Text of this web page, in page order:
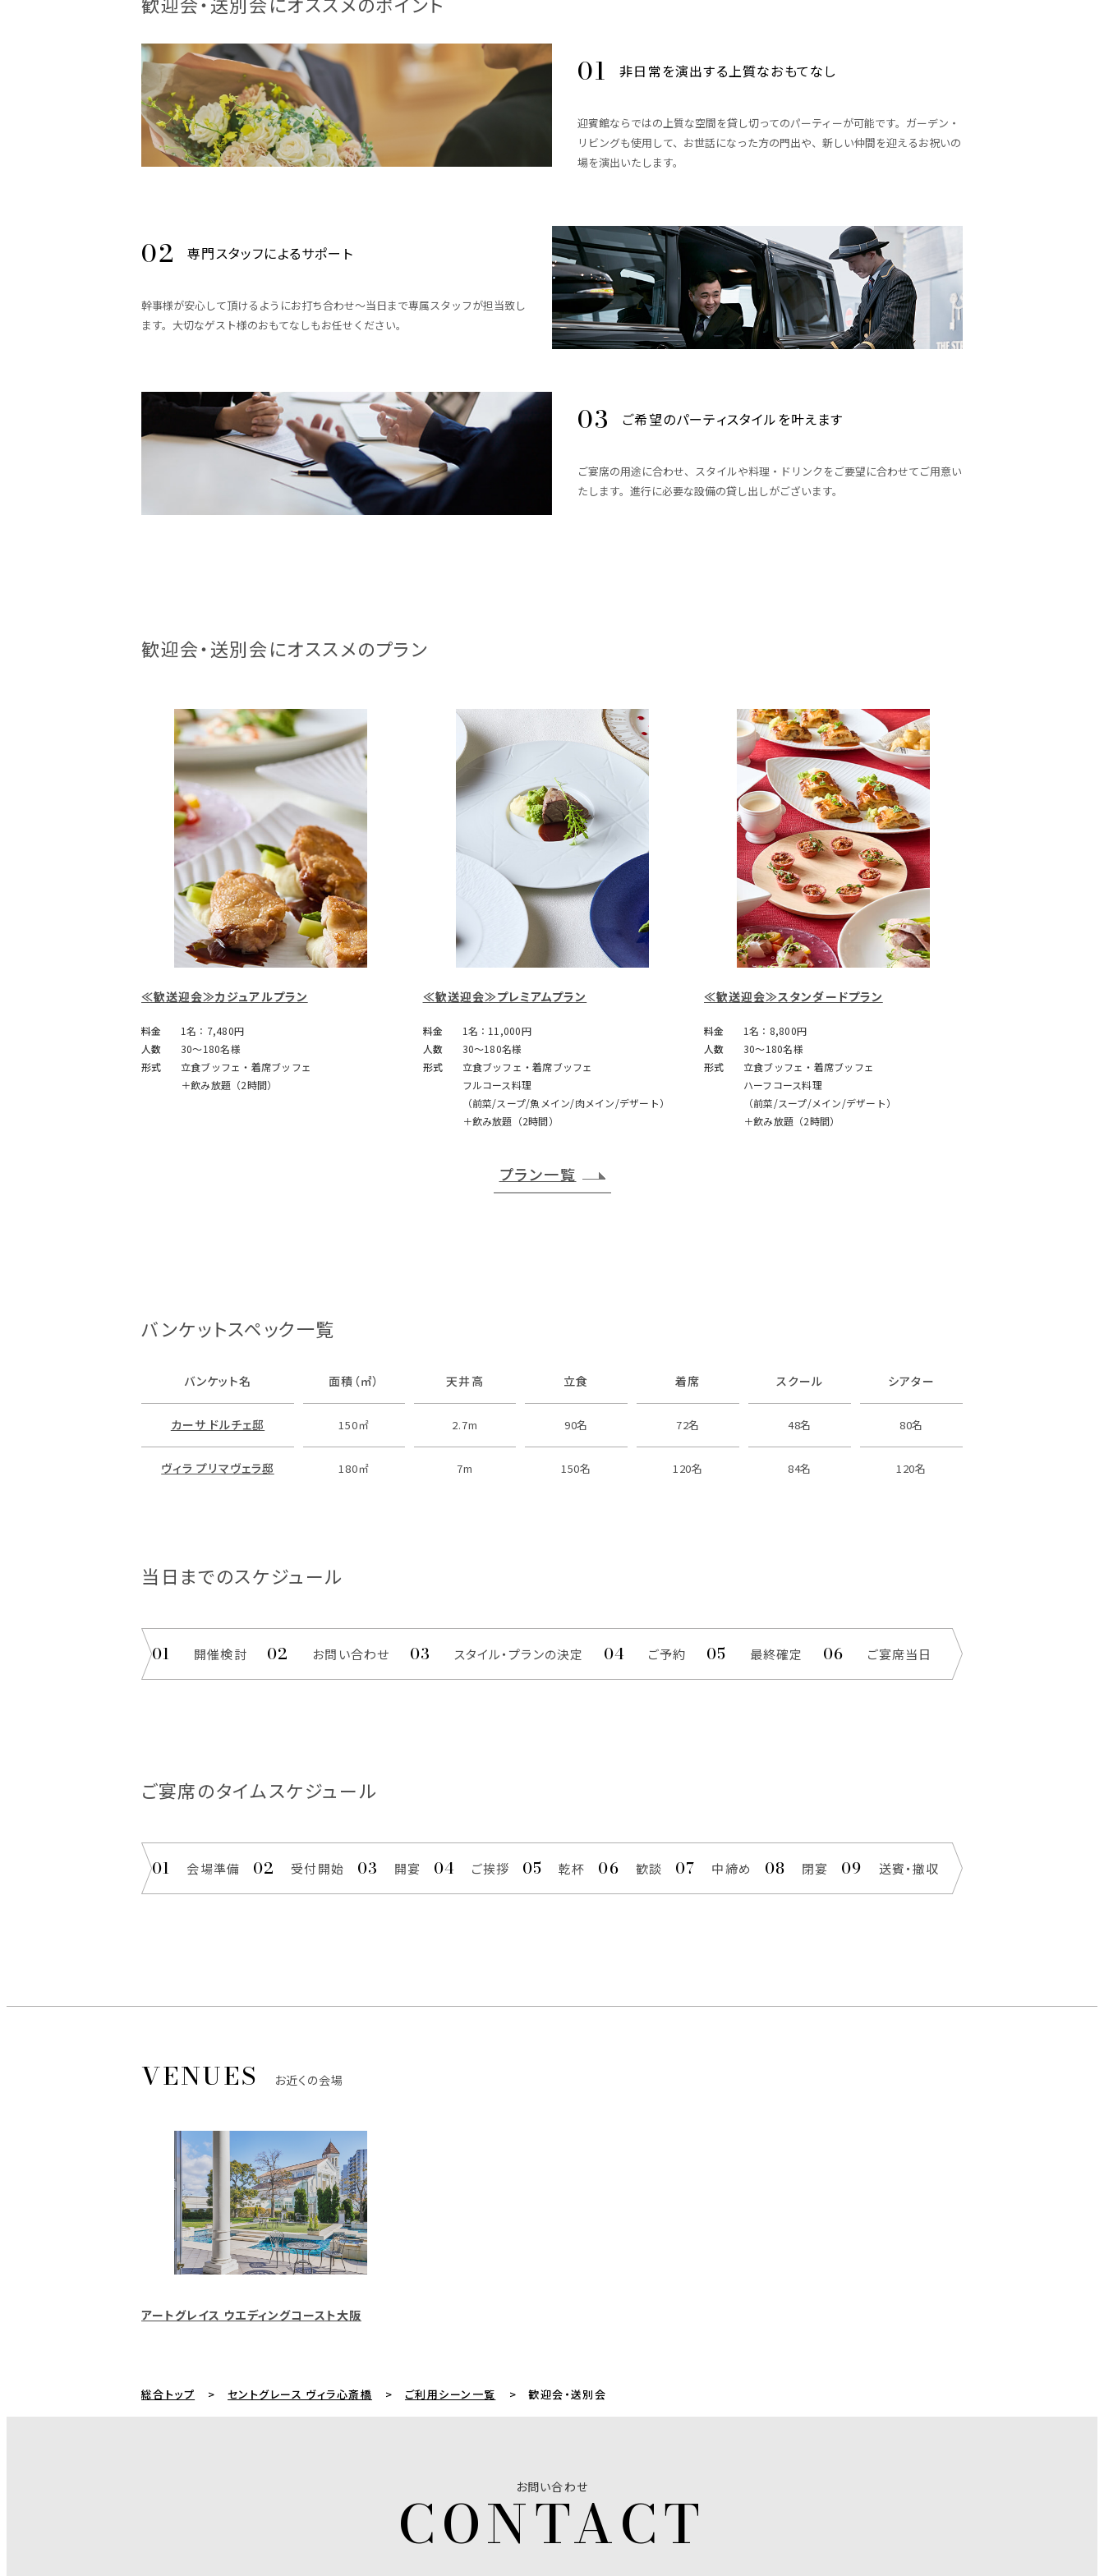
非日常を演出する上質なおもてなし
迎賓館ならではの上質な空間を貸し切ってのパーティーが可能です。ガーデン・
リビングも使用して、お世話になった方の門出や、新しい仲間を迎えるお祝いの
場を演出いたします。
専門スタッフによるサポート
幹事様が安心して頂けるようにお打ち合わせ～当日まで専属スタッフが担当致し
ます。大切なゲスト様のおもてなしもお任せください。
ご希望のパーティスタイルを叶えます
ご宴席の用途に合わせ、スタイルや料理・ドリンクをご要望に合わせてご用意い
たします。進行に必要な設備の貸し出しがございます。
歓迎会・送別会にオススメのプラン
≪歓送迎会≫カジュアルプラン
料金
1名：7,480円
人数
30～180名様
形式
立食ブッフェ・着席ブッフェ
＋飲み放題（2時間）
≪歓送迎会≫プレミアムプラン
料金
1名：11,000円
人数
30～180名様
形式
立食ブッフェ・着席ブッフェ
フルコース料理
（前菜/スープ/魚メイン/肉メイン/デザート）
＋飲み放題（2時間）
≪歓送迎会≫スタンダードプラン
料金
1名：8,800円
人数
30～180名様
形式
立食ブッフェ・着席ブッフェ
ハーフコース料理
（前菜/スープ/メイン/デザート）
＋飲み放題（2時間）
プラン一覧
バンケットスペック一覧
バンケット名 面積（㎡） 天井高 立食 着席 スクール シアター
カーサ ドルチェ邸 150㎡ 2.7m 90名 72名 48名 80名
ヴィラ プリマヴェラ邸 180㎡ 7m 150名 120名 84名 120名
当日までのスケジュール
開催検討 お問い合わせ スタイル・プランの決定 ご予約 最終確定 ご宴席当日
ご宴席のタイムスケジュール
会場準備 受付開始 開宴 ご挨拶 乾杯 歓談 中締め 閉宴 送賓・撤収
お近くの会場
アートグレイス ウエディングコースト大阪
総合トップ セントグレース ヴィラ心斎橋 ご利用シーン一覧 歓迎会・送別会
お問い合わせ